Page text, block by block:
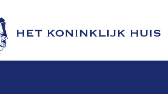
van Het Koninklijk Huis